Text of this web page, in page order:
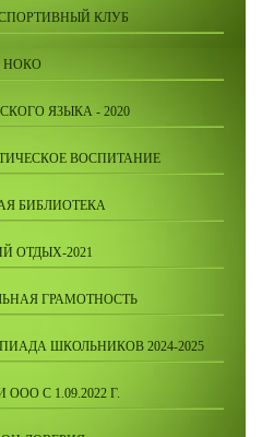
КЛУБ
НОКО
ЯЗЫКА - 2020
ВОСПИТАНИЕ
БИБЛИОТЕКА
ОТДЫХ-2021
ГРАМОТНОСТЬ
ШКОЛЬНИКОВ 2024-2025
С 1.09.2022 Г.